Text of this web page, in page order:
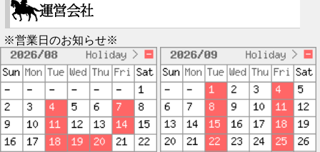
※営業日のお知らせ※